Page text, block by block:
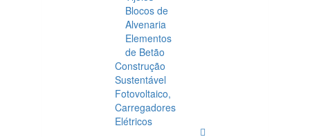
Blocos de
Alvenaria
Elementos
de Betão
Construção
Sustentável
Fotovoltaico,
Carregadores
Elétricos